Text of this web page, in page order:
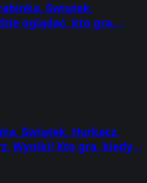
Świątek,
oglądać, kto gra,
Świątek, Hurkacz,
Wyniki! Kto gra, kiedy